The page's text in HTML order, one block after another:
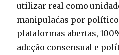
utilizar real como
manipuladas por
plataformas abertas,
adoção consensual e